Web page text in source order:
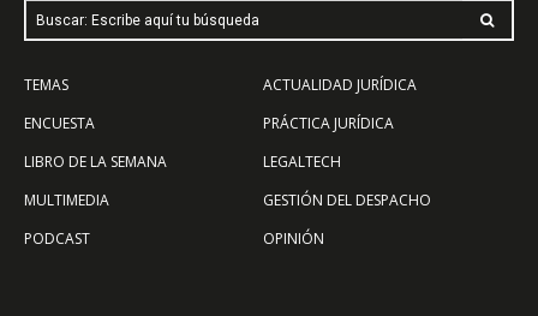
Buscar: Escribe aquí tu búsqueda
TEMAS
ENCUESTA
LIBRO DE LA SEMANA
MULTIMEDIA
PODCAST
ACTUALIDAD JURÍDICA
PRÁCTICA JURÍDICA
LEGALTECH
GESTIÓN DEL DESPACHO
OPINIÓN